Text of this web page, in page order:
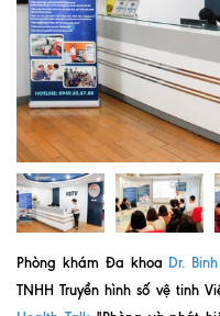
TRANG CHỦ
Thông
Tin Ưu
Tin sự
Báo
Phòng khám Đa khoa Dr.
TNHH Truyền hình số vệ tinh